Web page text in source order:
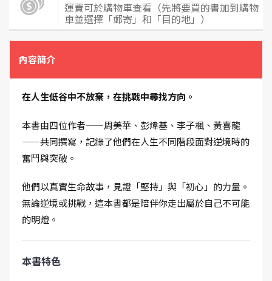
運費可於購物車查看（先將要買的書加到購物
車並選擇「郵寄」和「目的地」）
內容簡介
在人生低谷中不放棄，在挑戰中尋找方向。
本書由四位作者——周美華、彭煒基、李子楓、黃喜龍
——共同撰寫，記錄了他們在人生不同階段面對逆境時的
奮鬥與突破。
他們以真實生命故事，見證「堅持」與「初心」的力量。
無論逆境或挑戰，這本書都是陪伴你走出屬於自己不可能
的明燈。
本書特色